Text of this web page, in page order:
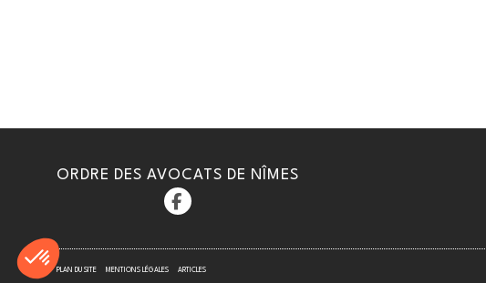
ORDRE DES AVOCATS DE NÎMES
PLAN DU SITE MENTIONS LÉGALES ARTICLES